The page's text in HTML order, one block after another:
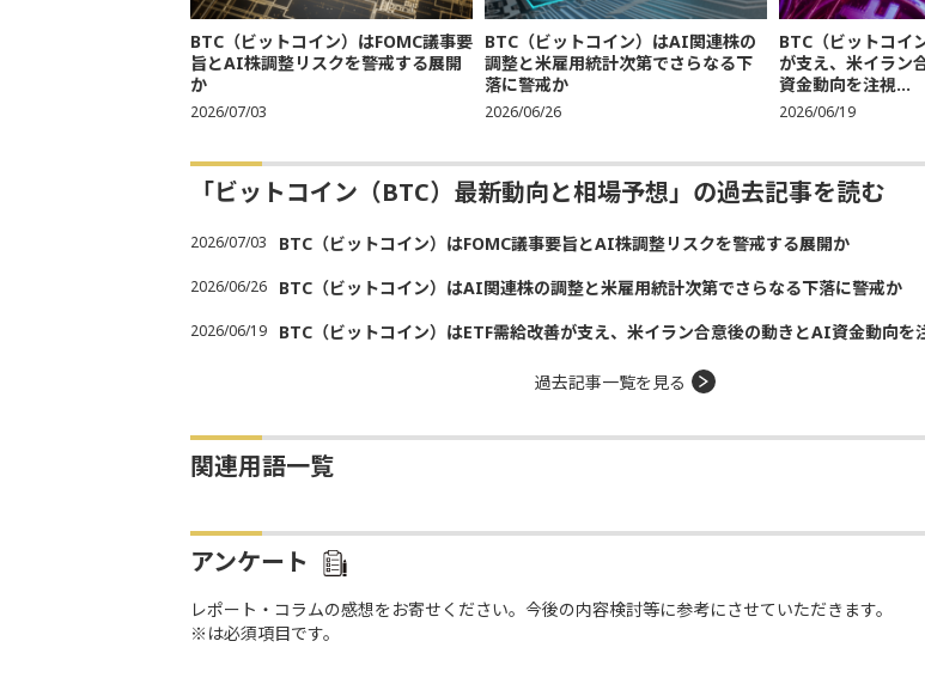
BTC（ビットコイン）はFOMC議事要
旨とAI株調整リスクを警戒する展開
か
2026/07/03
BTC（ビットコイン）はAI関連株の
調整と米雇用統計次第でさらなる下
落に警戒か
2026/06/26
BTC（ビットコイ
が支え、米イラン
資金動向を注視...
2026/06/19
「ビットコイン（BTC）最新動向と相場予想」の過去記事を読む
2026/07/03 BTC（ビットコイン）はFOMC議事要旨とAI株調整リスクを警戒する展開か
2026/06/26 BTC（ビットコイン）はAI関連株の調整と米雇用統計次第でさらなる下落に警戒か
2026/06/19 BTC（ビットコイン）はETF需給改善が支え、米イラン合意後の動きとAI資金動向を
過去記事一覧を見る
関連用語一覧
アンケート
レポート・コラムの感想をお寄せください。今後の内容検討等に参考にさせていただきます。
※は必須項目です。